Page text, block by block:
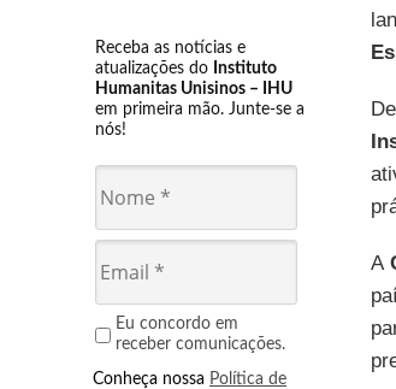
Receba as notícias e
atualizações do Instituto
Humanitas Unisinos – IHU
em primeira mão. Junte-se a
nós!
Eu concordo em
receber comunicações.
Conheça nossa Política de
A